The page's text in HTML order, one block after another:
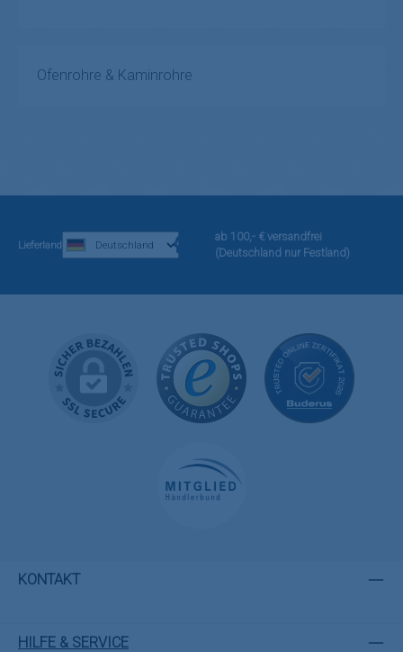
Ofenrohre & Kaminrohre
Lieferland
ab 100,- € versandfrei
(Deutschland nur Festland)
KONTAKT
HILFE & SERVICE